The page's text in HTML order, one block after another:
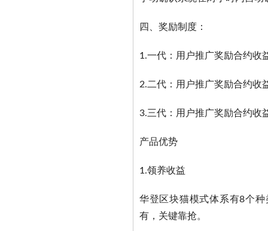
四、奖励制度：
1.一代：用户推广奖励合约收
2.二代：用户推广奖励合约收
3.三代：用户推广奖励合约收
产品优势
1.领养收益
华登区块猫模式体系有8个
有，关键靠抢。